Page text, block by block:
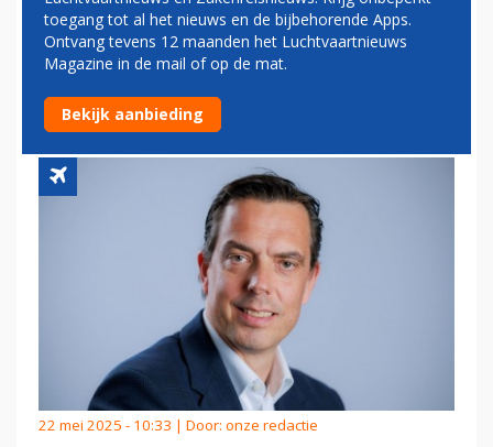
BRUSSELS AIRLINES KRIJGT
MET FILIP AERTS WEER EEN
BELG IN DE DIRECTIE
22 mei 2025 - 10:33 | Door: onze redactie
toegang tot al het nieuws en de bijbehorende Apps.
Ontvang tevens 12 maanden het Luchtvaartnieuws
Magazine in de mail of op de mat.
Bekijk aanbieding